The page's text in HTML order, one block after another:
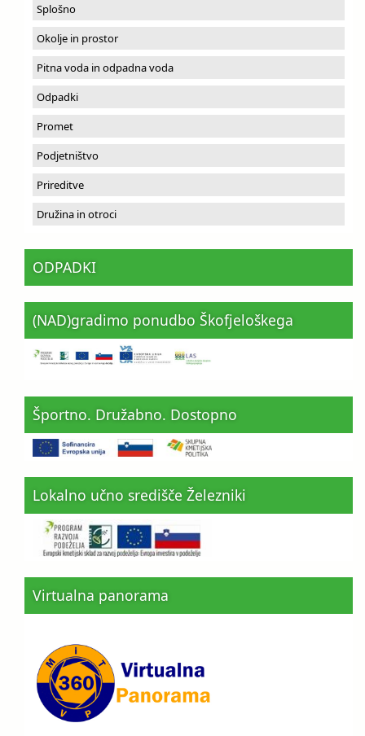
Splošno
Okolje in prostor
Pitna voda in odpadna voda
Odpadki
Promet
Podjetništvo
Prireditve
Družina in otroci
ODPADKI
(NAD)gradimo ponudbo Škofjeloškega
Športno. Družabno. Dostopno
Lokalno učno središče Železniki
Virtualna panorama